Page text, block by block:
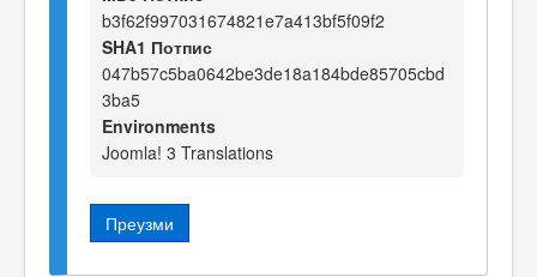
b3f62f997031674821e7a413bf5f09f2
SHA1 Потпис
047b57c5ba0642be3de18a184bde85705cbd
3ba5
Environments
Joomla! 3 Translations
Преузми